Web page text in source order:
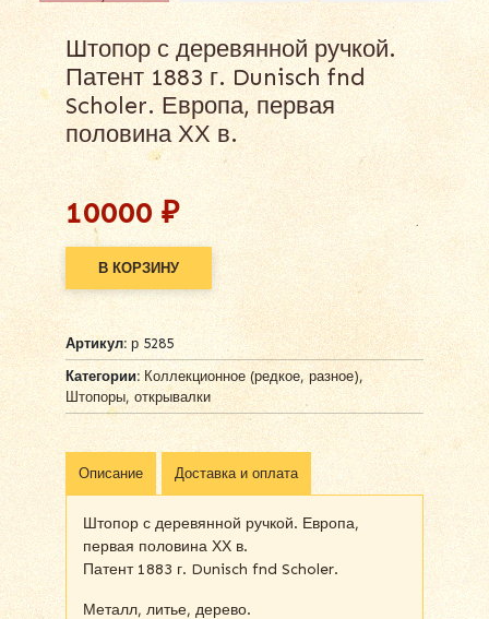
Штопор с деревянной ручкой.
Патент 1883 г. Dunisch fnd
Scholer. Европа, первая
половина ХХ в.
10000₽
В КОРЗИНУ
Alternative:
Артикул:р 5285
Категории: Коллекционное (редкое, разное),
Штопоры, открывалки
Описание Доставка и оплата
Штопор с деревянной ручкой. Европа,
первая половина ХХ в.
Патент 1883 г. Dunisch fnd Scholer.
Металл, литье, дерево.